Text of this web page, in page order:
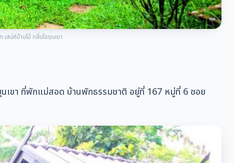
สน่ห์บ้านไม้ กลิ่นไอขุนเขา
ขา ที่พักแม่สอด บ้านพักธรรมชาติ อยู่ที่ 167 หมู่ที่ 6 ซอย